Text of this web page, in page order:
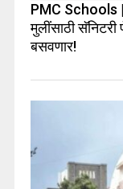
PMC Schools |
मुलींसाठी
बसवणार!